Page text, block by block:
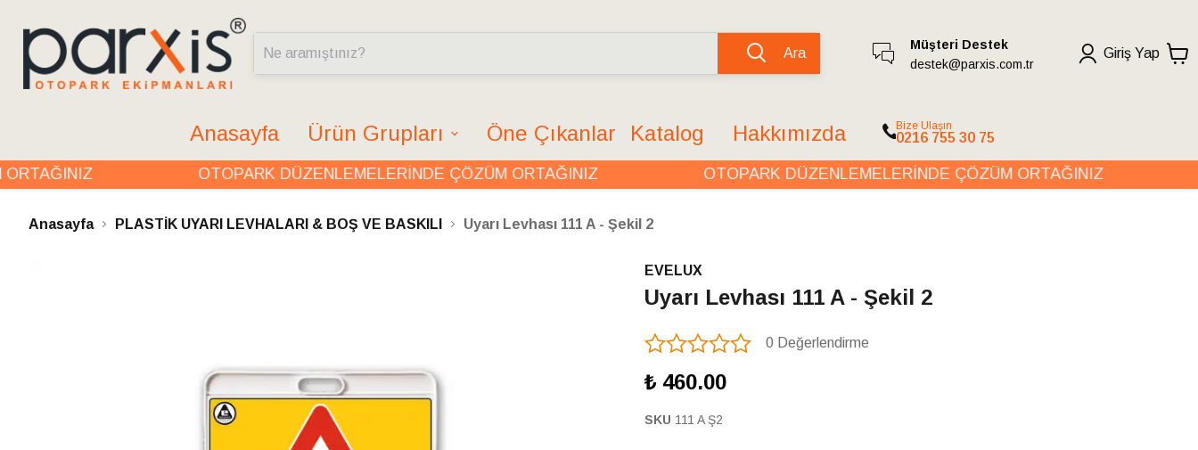
Ara
Müşteri Destek
destek@parxis.com.tr
Giriş Yap
Anasayfa Ürün Grupları Öne Çıkanlar Katalog Hakkımızda Bize Ulaşın
0216 755 30 75
OTOPARK DÜZENLEMELERİNDE ÇÖZÜM ORTAĞINIZ OTOPARK DÜZENLEMELERİNDE ÇÖZÜM ORTAĞINIZ
Anasayfa PLASTİK UYARI LEVHALARI & BOŞ VE BASKILI Uyarı Levhası 111 A - Şekil 2
EVELUX
Uyarı Levhası 111 A - Şekil 2
0 Değerlendirme
₺ 460.00
SKU 111 A Ş2